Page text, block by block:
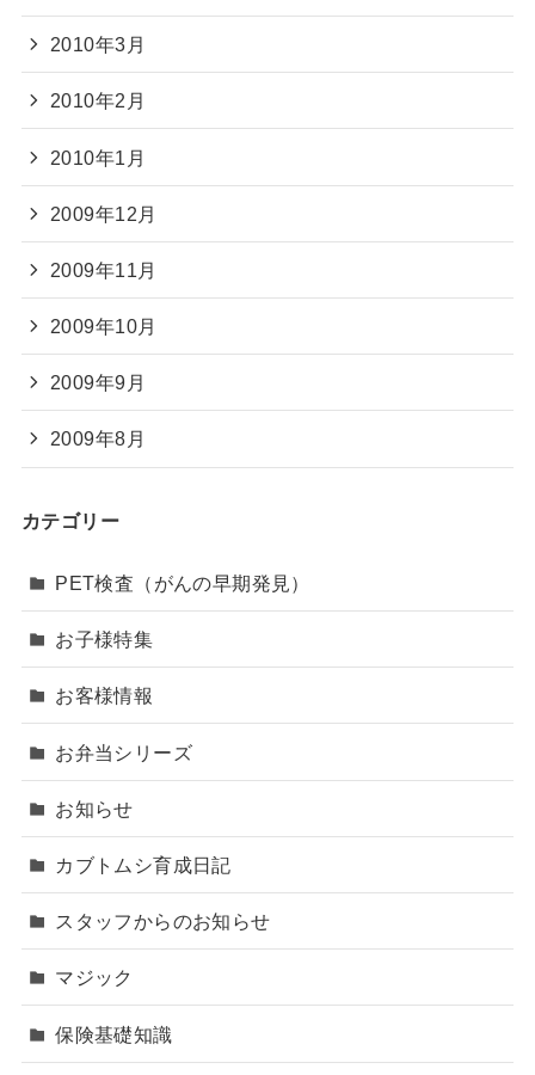
2010年3月
2010年2月
2010年1月
2009年12月
2009年11月
2009年10月
2009年9月
2009年8月
カテゴリー
PET検査（がんの早期発見）
お子様特集
お客様情報
お弁当シリーズ
お知らせ
カブトムシ育成日記
スタッフからのお知らせ
マジック
保険基礎知識